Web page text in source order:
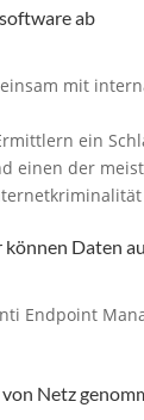
ab
mit
ein
einen der
Daten
Endpoint
Netz